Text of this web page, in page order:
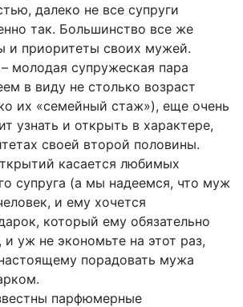
далеко не все супруги
так. Большинство все же
и приоритеты своих мужей.
молодая супружеская пара
в виду не столько возраст
их «семейный стаж»), еще очень
узнать и открыть в характере,
своей второй половины.
касается любимых
супруга (а мы надеемся, что муж
и ему хочется
который ему обязательно
и уж не экономьте на этот раз,
порадовать мужа
парфюмерные